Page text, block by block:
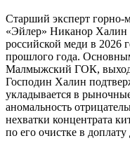
Старший эксперт горно-
«Эйлер» Никанор Халин
российской меди в 2026
прошлого года.
Малмыжский ГОК,
Господин Халин
укладывается в
аномальность
нехватки концентрата
по его очистке в